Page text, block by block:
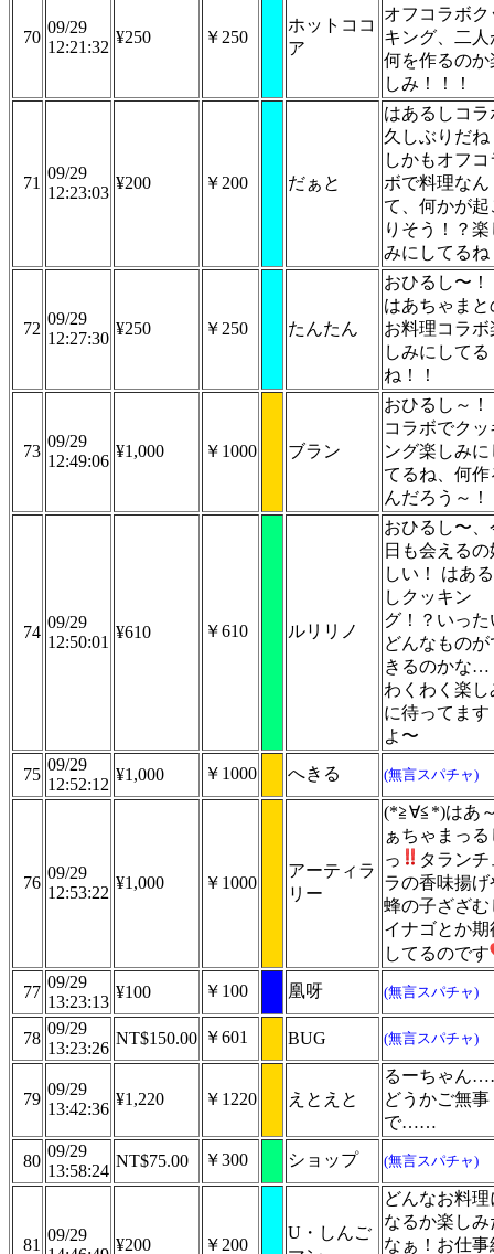
70
09/29
12:21:32
¥250 ￥250
ホットココ
ア
オフコラボク
キング、二人
何を作るのか
しみ！！！
71
09/29
12:23:03
¥200 ￥200 だぁと
はあるしコラ
久しぶりだね
しかもオフコ
ボで料理なん
て、何かが起
りそう！？楽
みにしてるね
72
09/29
12:27:30
¥250 ￥250 たんたん
おひるし〜！
はあちゃまと
お料理コラボ
しみにしてる
ね！！
73
09/29
12:49:06
¥1,000 ￥1000 ブラン
おひるし～！
コラボでクッ
ング楽しみに
てるね、何作
んだろう～！
74
09/29
12:50:01
¥610 ￥610 ルリリノ
おひるし〜、
日も会えるの
しい！ はある
しクッキン
グ！？いった
どんなものが
きるのかな…
わくわく楽し
に待ってます
よ〜
75
09/29
12:52:12
¥1,000 ￥1000 へきる (無言スパチャ)
76
09/29
12:53:22
¥1,000 ￥1000
アーティラ
リー
(*≧∀≦*)はあ
ぁちゃまっる
っ
タランチ
ラの香味揚げ
蜂の子ざざむ
イナゴとか期
してるのです
77
09/29
13:23:13
¥100 ￥100 凰呀 (無言スパチャ)
78
09/29
13:23:26
NT$150.00 ￥601 BUG (無言スパチャ)
79
09/29
13:42:36
¥1,220 ￥1220 えとえと
るーちゃん
どうかご無事
で……
80
09/29
13:58:24
NT$75.00 ￥300 ショップ (無言スパチャ)
81
09/29
¥200 ￥200
U・しんご
どんなお料理
なるか楽しみ
なぁ！お仕事